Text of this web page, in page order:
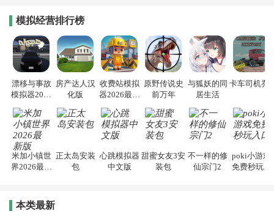
模拟经营排行榜
漂移与事故
模拟器2026
房产达人汉
化版
收费站模拟
器2026最新
原野传说史
前万年
与狐妖的同
居生活
卡车司机乔3
米加小镇世
界2026最新
正太岛安装
包
心跳模拟器
中文版
甜蜜女友3安
装包
不一样的修
仙宗门2
poki小游戏
免费秒玩入
本类最新